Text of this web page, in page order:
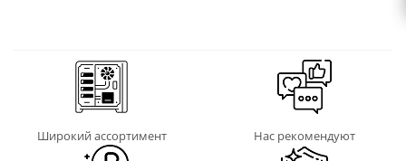
Широкий ассортимент Нас рекомендуют